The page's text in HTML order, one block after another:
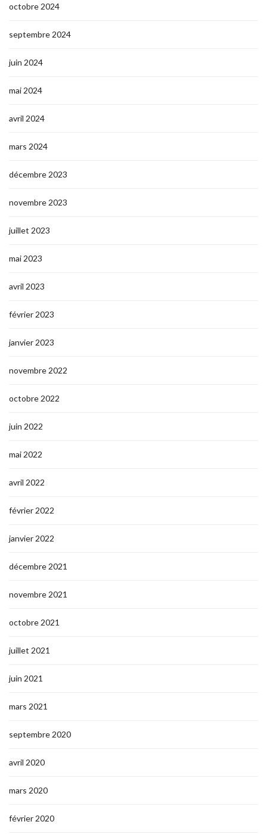
octobre 2024
septembre 2024
juin 2024
mai 2024
avril 2024
mars 2024
décembre 2023
novembre 2023
juillet 2023
mai 2023
avril 2023
février 2023
janvier 2023
novembre 2022
octobre 2022
juin 2022
mai 2022
avril 2022
février 2022
janvier 2022
décembre 2021
novembre 2021
octobre 2021
juillet 2021
juin 2021
mars 2021
septembre 2020
avril 2020
mars 2020
février 2020